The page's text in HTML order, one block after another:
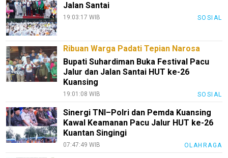
Jalan Santai
19:03:17 WIB SOSIAL
Ribuan Warga Padati Tepian Narosa
Bupati Suhardiman Buka Festival Pacu
Jalur dan Jalan Santai HUT ke-26
Kuansing
19:01:08 WIB SOSIAL
Sinergi TNI–Polri dan Pemda Kuansing
Kawal Keamanan Pacu Jalur HUT ke-26
Kuantan Singingi
07:47:49 WIB OLAHRAGA
Kode
Etik
Internal
KEJ
Disclaimer
Pedoman
Media
Siber